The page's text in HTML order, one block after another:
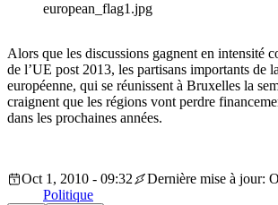
european_flag1.jpg
Alors que les discussions gagnent en intensité
de l’UE post 2013, les partisans importants de
européenne, qui se réunissent à Bruxelles la
craignent que les régions vont perdre
dans les prochaines années.
Oct 1, 2010 - 09:32
Dernière mise à jour:
Politique